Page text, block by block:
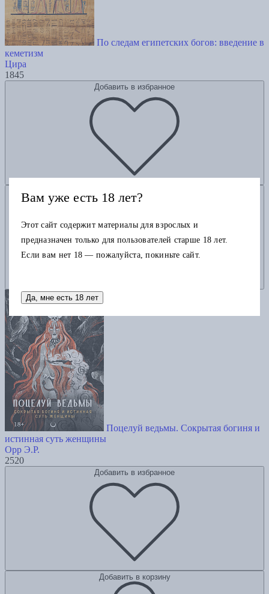
По следам египетских богов: введение в
кеметизм
Цира
1845
Добавить в избранное
Добавить в корзину
Поцелуй ведьмы. Сокрытая богиня и
истинная суть женщины
Орр Э.Р.
2520
Добавить в избранное
Добавить в корзину
Вам уже есть 18 лет?
Этот сайт содержит материалы для взрослых и
предназначен только для пользователей старше 18 лет.
Если вам нет 18 — пожалуйста, покиньте сайт.
Да, мне есть 18 лет